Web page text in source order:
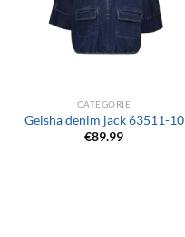
CATEGORIE
Geisha denim jack 63511-10
€89.99